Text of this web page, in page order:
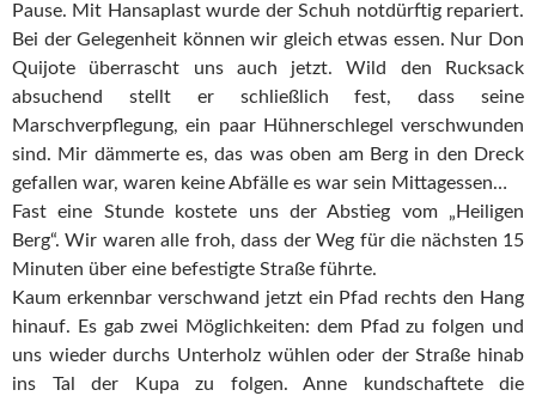
Pause. Mit Hansaplast wurde der Schuh notdürftig repariert.
Bei der Gelegenheit können wir gleich etwas essen. Nur Don
Quijote überrascht uns auch jetzt. Wild den Rucksack
absuchend stellt er schließlich fest, dass seine
Marschverpflegung, ein paar Hühnerschlegel verschwunden
sind. Mir dämmerte es, das was oben am Berg in den Dreck
gefallen war, waren keine Abfälle es war sein Mittagessen…
Fast eine Stunde kostete uns der Abstieg vom „Heiligen
Berg“. Wir waren alle froh, dass der Weg für die nächsten 15
Minuten über eine befestigte Straße führte.
Kaum erkennbar verschwand jetzt ein Pfad rechts den Hang
hinauf. Es gab zwei Möglichkeiten: dem Pfad zu folgen und
uns wieder durchs Unterholz wühlen oder der Straße hinab
ins Tal der Kupa zu folgen. Anne kundschaftete die